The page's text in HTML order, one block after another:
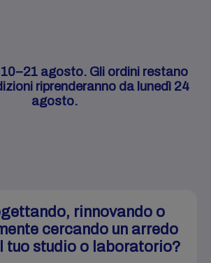
agosto. Gli ordini restano
riprenderanno da lunedì 24
agosto.
rinnovando o
cercando un arredo
tuo studio o laboratorio?